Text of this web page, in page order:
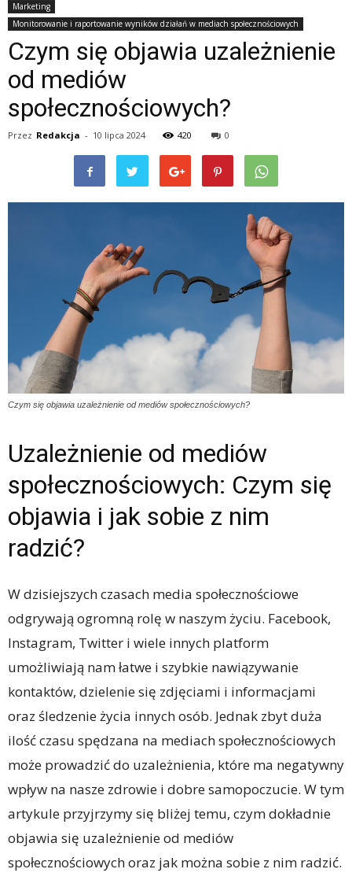
Marketing
Monitorowanie i raportowanie wyników działań w mediach społecznościowych
Czym się objawia uzależnienie
od mediów
społecznościowych?
Przez Redakcja - 10 lipca 2024 420 0
Czym się objawia uzależnienie od mediów społecznościowych?
Uzależnienie od mediów
społecznościowych: Czym się
objawia i jak sobie z nim
radzić?
W dzisiejszych czasach media społecznościowe
odgrywają ogromną rolę w naszym życiu. Facebook,
Instagram, Twitter i wiele innych platform
umożliwiają nam łatwe i szybkie nawiązywanie
kontaktów, dzielenie się zdjęciami i informacjami
oraz śledzenie życia innych osób. Jednak zbyt duża
ilość czasu spędzana na mediach społecznościowych
może prowadzić do uzależnienia, które ma negatywny
wpływ na nasze zdrowie i dobre samopoczucie. W tym
artykule przyjrzymy się bliżej temu, czym dokładnie
objawia się uzależnienie od mediów
społecznościowych oraz jak można sobie z nim radzić.